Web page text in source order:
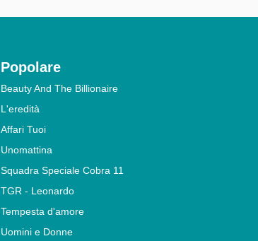
Popolare
Beauty And The Billionaire
L'eredità
Affari Tuoi
Unomattina
Squadra Speciale Cobra 11
TGR - Leonardo
Tempesta d'amore
Uomini e Donne